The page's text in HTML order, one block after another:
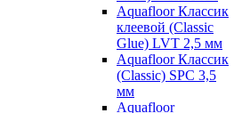
Aquafloor Классик
клеевой (Classic
Glue) LVT 2,5 мм
Aquafloor Классик
(Classic) SPC 3,5
мм
Aquafloor